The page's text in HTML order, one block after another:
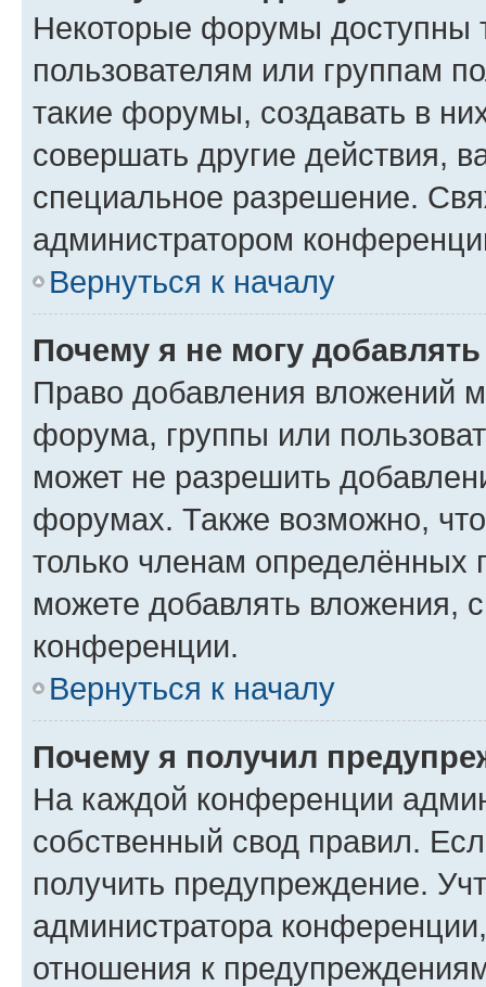
Некоторые форумы доступны
пользователям или группам
такие форумы, создавать в
совершать другие действия,
специальное разрешение.
администратором
Вернуться к началу
Почему я не могу
Право добавления вложений
форума, группы или
может не разрешить
форумах. Также возможно,
только членам определённых
можете добавлять вложения,
конференции.
Вернуться к началу
Почему я получил
На каждой конференции
собственный свод правил.
получить предупреждение.
администратора
отношения к